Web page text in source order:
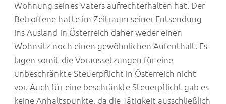
Wohnung seines Vaters aufrechterhalten hat. Der
Betroffene hatte im Zeitraum seiner Entsendung
ins Ausland in Österreich daher weder einen
Wohnsitz noch einen gewöhnlichen Aufenthalt. Es
lagen somit die Voraussetzungen für eine
unbeschränkte Steuerpflicht in Österreich nicht
vor. Auch für eine beschränkte Steuerpflicht gab es
keine Anhaltspunkte, da die Tätigkeit ausschließlich